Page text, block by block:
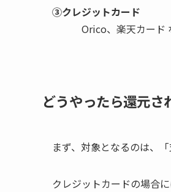
③クレジットカード
Orico、楽天カード
どうやったら還元さ
まず、対象となるのは、
クレジットカードの場合